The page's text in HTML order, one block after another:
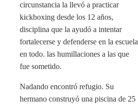
circunstancia la llevó a practicar
kickboxing desde los 12 años,
disciplina que la ayudó a intentar
fortalecerse y defenderse en la escuela
en todo. las humillaciones a las que
fue sometido.
Nadando encontró refugio. Su
hermano construyó una piscina de 25